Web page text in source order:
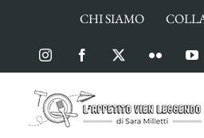
contenuto
CHI SIAMO
InstagramFacebook Flickr